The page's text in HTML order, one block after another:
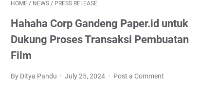
HOME / NEWS / PRESS RELEASE
Hahaha Corp Gandeng Paper.id untuk
Dukung Proses Transaksi Pembuatan
Film
By Ditya Pandu July 25, 2024 Post a Comment